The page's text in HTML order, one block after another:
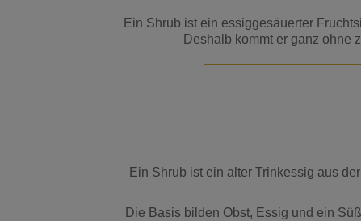
Ein Shrub ist ein essiggesäuerter
Deshalb kommt er ganz ohne
Ein Shrub ist ein alter Trinkessig aus
Die Basis bilden Obst, Essig und ein